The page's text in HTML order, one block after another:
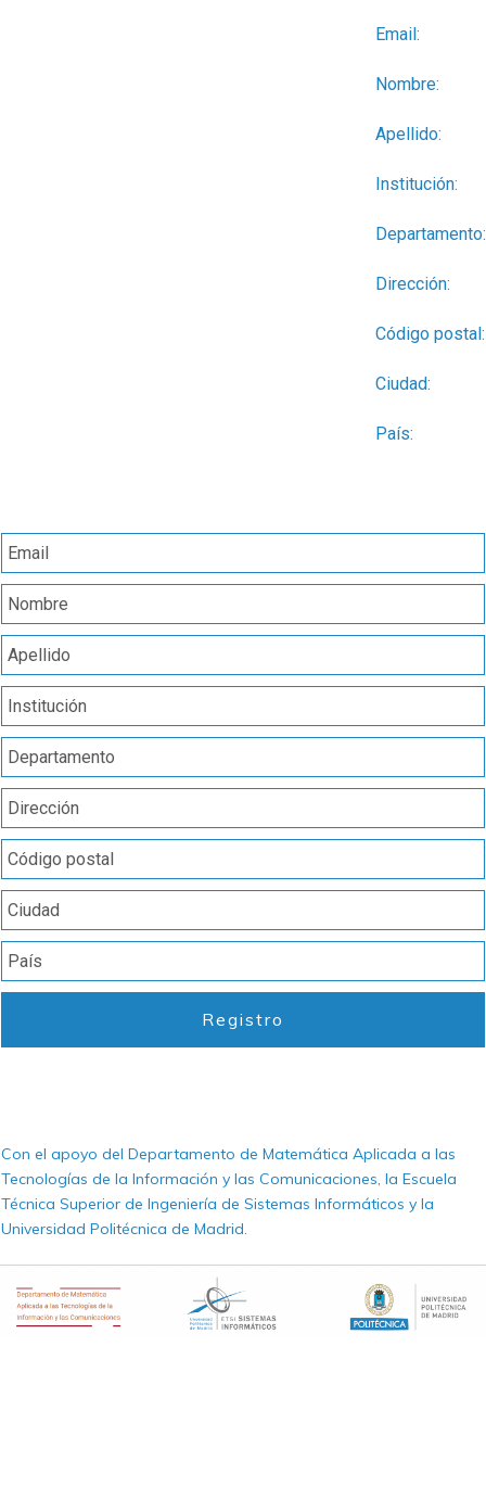
Email:
Nombre:
Apellido:
Institución:
Departamento:
Dirección:
Código postal:
Ciudad:
País:
Registro
Con el apoyo del Departamento de Matemática Aplicada a las
Tecnologías de la Información y las Comunicaciones, la Escuela
Técnica Superior de Ingeniería de Sistemas Informáticos y la
Universidad Politécnica de Madrid.